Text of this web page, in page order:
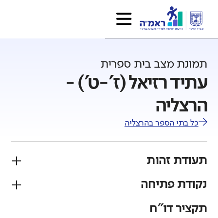
תמונת מצב בית ספרית
עתיד רזיאל (ז'-ט') -
הרצליה
כל בתי הספר בהרצליה
תעודת זהות
פיקוח
נקודת פתיחה
תקציר דו"ח